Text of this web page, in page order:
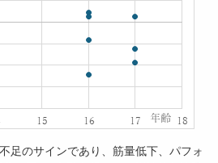
足のサインであり、筋量低下、パフォ